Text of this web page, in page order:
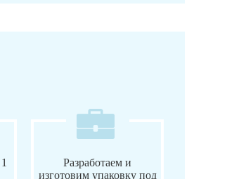
Разработаем и
изготовим упаковку под